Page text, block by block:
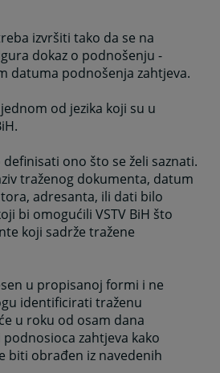
izvršiti tako da se na
dokaz o podnošenju -
datuma podnošenja zahtjeva.
od jezika koji su u
ono što se želi saznati.
traženog dokumenta, datum
adresanta, ili dati bilo
bi omogućili VSTV BiH što
koji sadrže tražene
u propisanoj formi i ne
identificirati traženu
u roku od osam dana
zahtjeva kako
biti obrađen iz navedenih